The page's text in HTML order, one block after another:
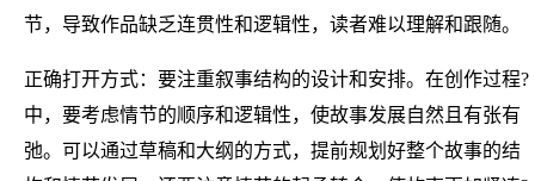
节，导致作品缺乏连贯性和逻辑性，读者难以理解和跟随。
正确打开方式：要注重叙事结构的设计和安排。在创作过程?
中，要考虑情节的顺序和逻辑性，使故事发展自然且有张有
弛。可以通过草稿和大纲的方式，提前规划好整个故事的结